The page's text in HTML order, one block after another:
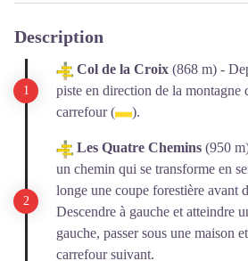
Description
Col de la Croix (868 m) -
piste en direction de la montagne
carrefour (
).
Les Quatre Chemins (950
un chemin qui se transforme en
longe une coupe forestière avant
Descendre à gauche et atteindre
gauche, passer sous une maison
carrefour suivant.